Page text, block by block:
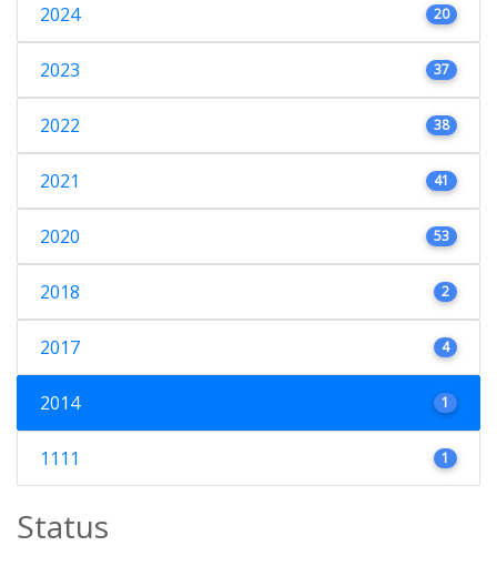
2024 20
2023 37
2022 38
2021 41
2020 53
2018 2
2017 4
2014 1
1111 1
Status